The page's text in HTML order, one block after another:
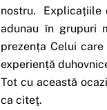
nostru. Explicațiile
adunau în grupuri
prezența Celui
experiență
Tot cu această
ca citeţ.